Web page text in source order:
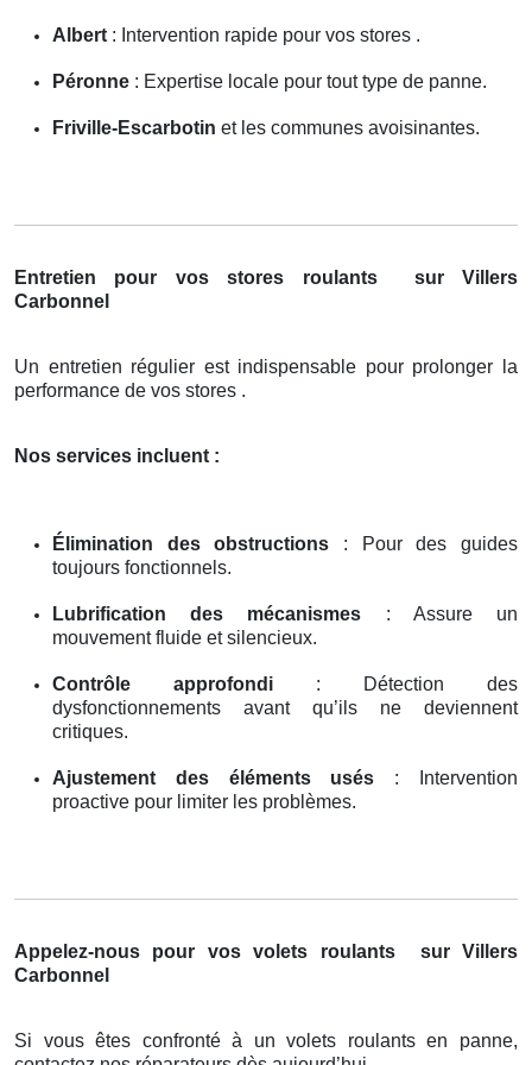
Albert : Intervention rapide pour vos stores .
Péronne : Expertise locale pour tout type de panne.
Friville-Escarbotin et les communes avoisinantes.
Entretien pour vos stores roulants
sur Villers
Carbonnel
Un entretien régulier est indispensable pour prolonger la
performance de vos stores .
Nos services incluent :
Élimination des obstructions : Pour des guides
toujours fonctionnels.
Lubrification des mécanismes : Assure un
mouvement fluide et silencieux.
Contrôle approfondi : Détection des
dysfonctionnements avant qu’ils ne deviennent
critiques.
Ajustement des éléments usés : Intervention
proactive pour limiter les problèmes.
Appelez-nous pour vos volets roulants
sur Villers
Carbonnel
Si vous êtes confronté à un volets roulants en panne,